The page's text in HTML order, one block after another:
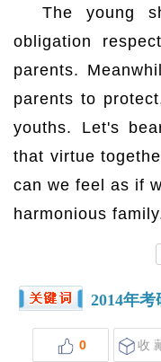
The young
obligation
parents.
parents to
youths. Let's
that virtue
can we feel as if
harmonious
2014年
0 收